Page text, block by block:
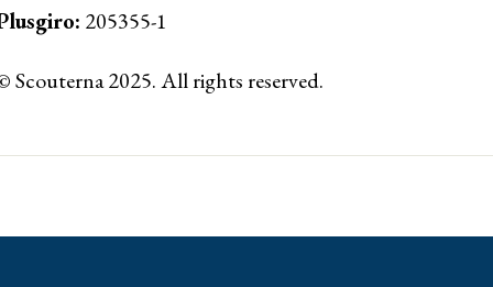
205355-1
Scouterna 2025. All rights reserved.